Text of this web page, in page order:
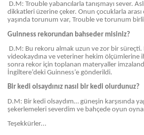
D.M: Trouble yabancılarla tanışmayı sever.
dikkatleri üzerine çeker. Onun çocuklarla
yaşında torunum var, Trouble ve torunum
Guinness rekorundan bahseder misiniz?
D.M: Bu rekoru almak uzun ve zor bir
videokaydına ve veteriner hekim ölçümlerine
sonra rekor için toplanan materyaller
İngiltere’deki Guinness’e gönderildi.
Bir kedi olsaydınız nasıl bir kedi olurdunuz?
D.M: Bir kedi olsaydım… güneşin karşısında
şekerlemeleri severdim ve bahçede oyun
Teşekkürler...